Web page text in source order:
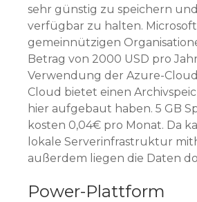
sehr günstig zu speichern
verfügbar zu halten.
gemeinnützigen
Betrag von 2000 USD pro
Verwendung der Azure-
Cloud bietet einen
hier aufgebaut haben. 5 GB
kosten 0,04€ pro Monat. Da
lokale Serverinfrastruktur
außerdem liegen die Daten
Power-Plattform